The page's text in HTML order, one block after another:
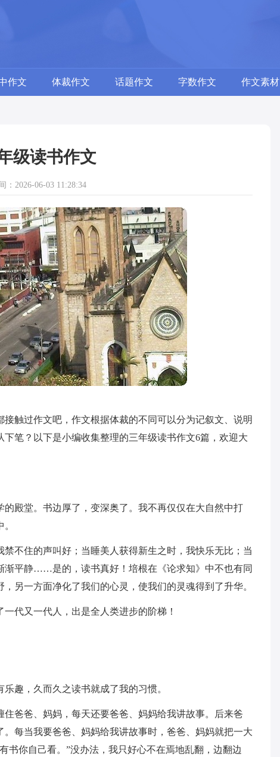
作文 体裁作文 话题作文 字数作文 作文素材
级读书作文
：2026-06-03 11:28:34
触过作文吧，作文根据体裁的不同可以分为记叙文、说明
笔？以下是小编收集整理的三年级读书作文6篇，欢迎大
殿堂。书边厚了，变深奥了。我不再仅仅在大自然中打
不住的声叫好；当睡美人获得新生之时，我快乐无比；当
渐平静……是的，读书真好！培根在《论求知》中不也有同
另一方面净化了我们的心灵，使我们的灵魂得到了升华。
代又一代人，出是全人类进步的阶梯！
趣，久而久之读书就成了我的习惯。
爸爸、妈妈，每天还要爸爸、妈妈给我讲故事。后来爸
每当我要爸爸、妈妈给我讲故事时，爸爸、妈妈就把一大
书你自己看。”没办法，我只好心不在焉地乱翻，边翻边